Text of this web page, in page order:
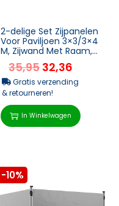
2-delige Set Zijpanelen
Voor Paviljoen 3×3/3×4
M, Zijwand Met Raam,
Waterdicht Wit
35,95 32,36
Gratis verzending
& retourneren!
In Winkelwagen
-10%